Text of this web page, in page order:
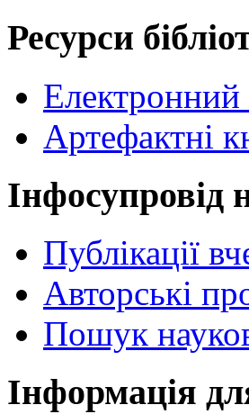
Ресурси
Електронний
Артефактні
Публікації
Авторські
Пошук
Інформація